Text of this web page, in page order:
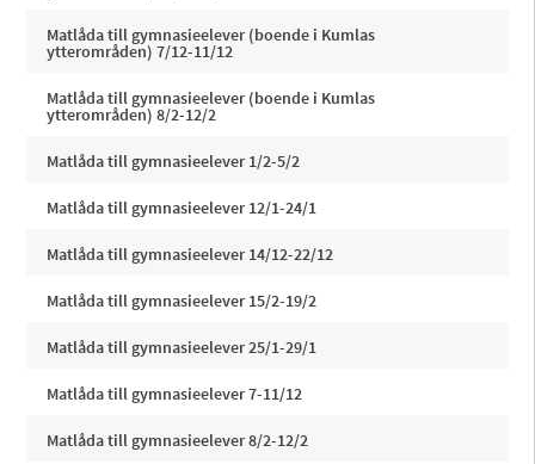
Matlåda till gymnasieelever (boende i Kumlas
ytterområden) 7/12-11/12
Matlåda till gymnasieelever (boende i Kumlas
ytterområden) 8/2-12/2
Matlåda till gymnasieelever 1/2-5/2
Matlåda till gymnasieelever 12/1-24/1
Matlåda till gymnasieelever 14/12-22/12
Matlåda till gymnasieelever 15/2-19/2
Matlåda till gymnasieelever 25/1-29/1
Matlåda till gymnasieelever 7-11/12
Matlåda till gymnasieelever 8/2-12/2